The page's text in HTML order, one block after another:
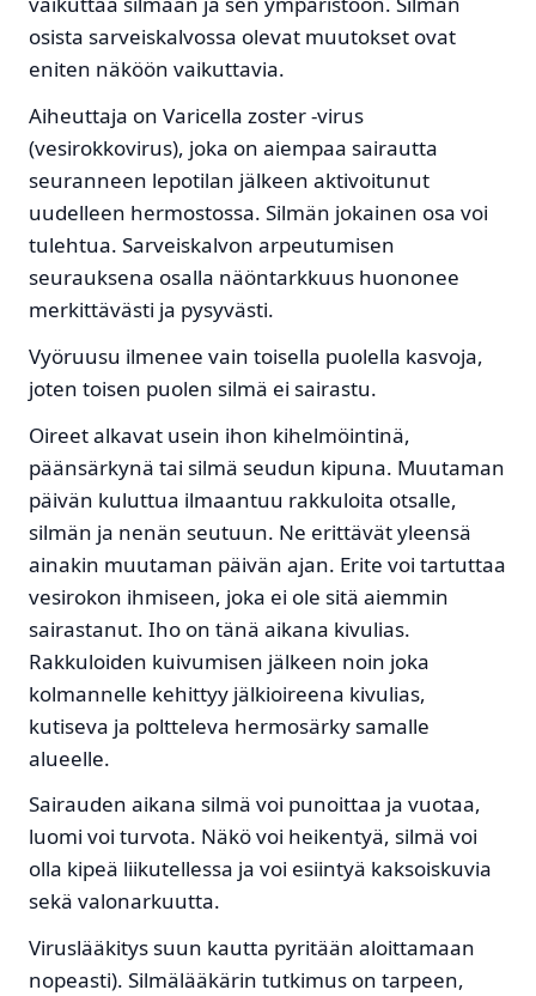
osista sarveiskalvossa olevat muutokset ovat
eniten näköön vaikuttavia.
Aiheuttaja on Varicella zoster -virus
(vesirokkovirus), joka on aiempaa sairautta
seuranneen lepotilan jälkeen aktivoitunut
uudelleen hermostossa. Silmän jokainen osa voi
tulehtua. Sarveiskalvon arpeutumisen
seurauksena osalla näöntarkkuus huononee
merkittävästi ja pysyvästi.
Vyöruusu ilmenee vain toisella puolella kasvoja,
joten toisen puolen silmä ei sairastu.
Oireet alkavat usein ihon kihelmöintinä,
päänsärkynä tai silmä seudun kipuna. Muutaman
päivän kuluttua ilmaantuu rakkuloita otsalle,
silmän ja nenän seutuun. Ne erittävät yleensä
ainakin muutaman päivän ajan. Erite voi tartuttaa
vesirokon ihmiseen, joka ei ole sitä aiemmin
sairastanut. Iho on tänä aikana kivulias.
Rakkuloiden kuivumisen jälkeen noin joka
kolmannelle kehittyy jälkioireena kivulias,
kutiseva ja poltteleva hermosärky samalle
alueelle.
Sairauden aikana silmä voi punoittaa ja vuotaa,
luomi voi turvota. Näkö voi heikentyä, silmä voi
olla kipeä liikutellessa ja voi esiintyä kaksoiskuvia
sekä valonarkuutta.
Viruslääkitys suun kautta pyritään aloittamaan
nopeasti). Silmälääkärin tutkimus on tarpeen,